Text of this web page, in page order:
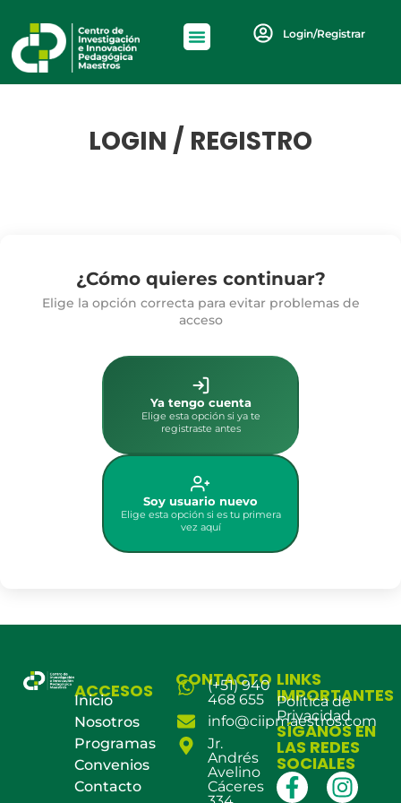
Login/Registrar
LOGIN / REGISTRO
¿Cómo quieres continuar?
Elige la opción correcta para evitar problemas de
acceso
Ya tengo cuenta
Elige esta opción si ya te
registraste antes
Soy usuario nuevo
Elige esta opción si es tu primera
vez aquí
ACCESOS
Inicio
Nosotros
Programas
Convenios
Contacto
CONTACTO
(+51) 940
468 655
info@ciipmaestros.com
Jr.
Andrés
Avelino
Cáceres
LINKS
IMPORTANTES
Política de
Privacidad
SÍGANOS EN
LAS REDES
SOCIALES